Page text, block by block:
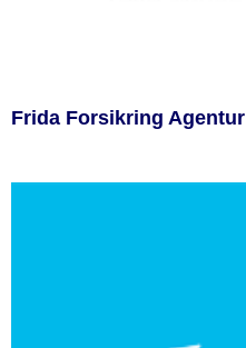
Frida Forsikring Agentur